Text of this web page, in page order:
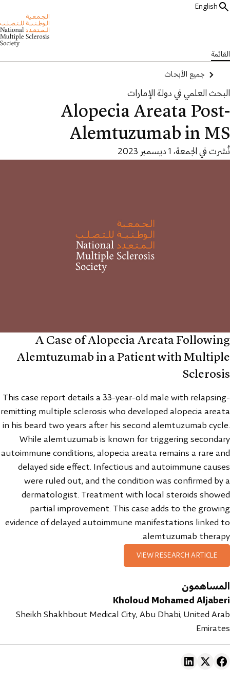
English
القائمة
جميع الأبحاث
البحث العلمي في دولة الإمارات
Alopecia Areata Post-
Alemtuzumab in MS
نُشرت في الجمعة، 1 ديسمبر 2023
VIEW RESEARCH ARTICLE
المساهمون
Kholoud Mohamed Aljaberi
Sheikh Shakhbout Medical City, Abu Dhabi, United Arab
Emirates
A Case of Alopecia Areata Following
Alemtuzumab in a Patient with Multiple
Sclerosis
This case report details a 33-year-old male with relapsing-
remitting multiple sclerosis who developed alopecia areata
in his beard two years after his second alemtuzumab cycle.
While alemtuzumab is known for triggering secondary
autoimmune conditions, alopecia areata remains a rare and
delayed side effect. Infectious and autoimmune causes
were ruled out, and the condition was confirmed by a
dermatologist. Treatment with local steroids showed
partial improvement. This case adds to the growing
evidence of delayed autoimmune manifestations linked to
alemtuzumab therapy.